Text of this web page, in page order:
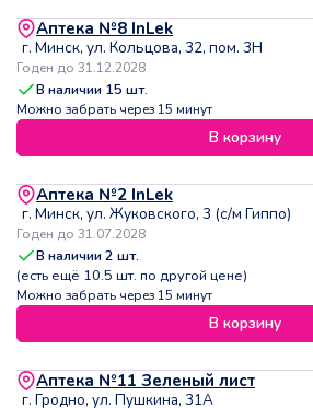
Аптека №8 InLek
г. Минск, ул. Кольцова, 32, пом. 3Н
Годен до 31.12.2028
В наличии 15 шт.
Можно забрать через 15 минут
В корзину
Аптека №2 InLek
г. Минск, ул. Жуковского, 3 (с/м Гиппо)
Годен до 31.07.2028
В наличии2 шт.
(есть ещё 10.5 шт. по другой цене)
Можно забрать через 15 минут
В корзину
Аптека №11 Зеленый лист
г. Гродно, ул. Пушкина, 31А